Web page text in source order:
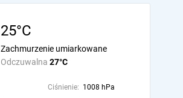
25°C
Odczuwalna 27°C
Zachmurzenie umiarkowane
Ciśnienie: 1008 hPa